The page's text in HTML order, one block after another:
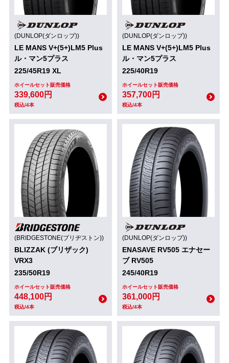
(DUNLOP(ダンロップ))
LE MANS V+(5+)LM5 Plus
ル・マン5プラス
225/45R19 XL
ホイールセット販売価格
339,600円
税込/4本
(DUNLOP(ダンロップ))
LE MANS V+(5+)LM5 Plus
ル・マン5プラス
225/40R19
ホイールセット販売価格
357,700円
税込/4本
(BRIDGESTONE(ブリヂストン))
BLIZZAK (ブリザック)
VRX3
235/50R19
ホイールセット販売価格
448,100円
税込/4本
(DUNLOP(ダンロップ))
ENASAVE RV505 エナセー
ブ RV505
245/40R19
ホイールセット販売価格
361,000円
税込/4本